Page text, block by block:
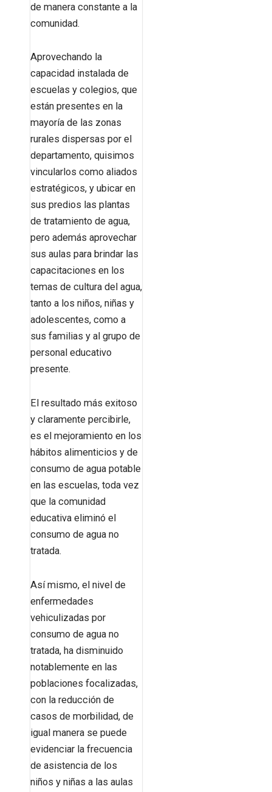
de manera constante a la
comunidad.
Aprovechando la
capacidad instalada de
escuelas y colegios, que
están presentes en la
mayoría de las zonas
rurales dispersas por el
departamento, quisimos
vincularlos como aliados
estratégicos, y ubicar en
sus predios las plantas
de tratamiento de agua,
pero además aprovechar
sus aulas para brindar las
capacitaciones en los
temas de cultura del agua,
tanto a los niños, niñas y
adolescentes, como a
sus familias y al grupo de
personal educativo
presente.
El resultado más exitoso
y claramente percibirle,
es el mejoramiento en los
hábitos alimenticios y de
consumo de agua potable
en las escuelas, toda vez
que la comunidad
educativa eliminó el
consumo de agua no
tratada.
Así mismo, el nivel de
enfermedades
vehiculizadas por
consumo de agua no
tratada, ha disminuido
notablemente en las
poblaciones focalizadas,
con la reducción de
casos de morbilidad, de
igual manera se puede
evidenciar la frecuencia
de asistencia de los
niños y niñas a las aulas